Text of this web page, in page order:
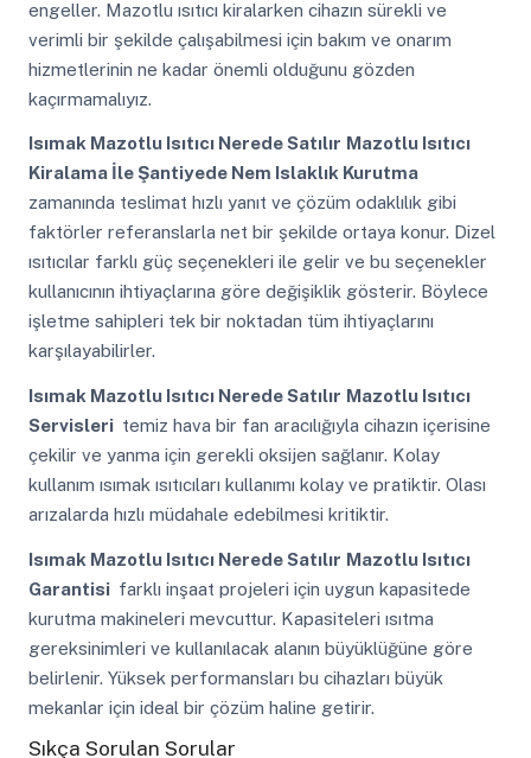
engeller. Mazotlu ısıtıcı kiralarken cihazın sürekli ve
verimli bir şekilde çalışabilmesi için bakım ve onarım
hizmetlerinin ne kadar önemli olduğunu gözden
kaçırmamalıyız.
Isımak Mazotlu Isıtıcı Nerede Satılır Mazotlu Isıtıcı
Kiralama İle Şantiyede Nem Islaklık Kurutma
zamanında teslimat hızlı yanıt ve çözüm odaklılık gibi
faktörler referanslarla net bir şekilde ortaya konur. Dizel
ısıtıcılar farklı güç seçenekleri ile gelir ve bu seçenekler
kullanıcının ihtiyaçlarına göre değişiklik gösterir. Böylece
işletme sahipleri tek bir noktadan tüm ihtiyaçlarını
karşılayabilirler.
Isımak Mazotlu Isıtıcı Nerede Satılır Mazotlu Isıtıcı
Servisleri temiz hava bir fan aracılığıyla cihazın içerisine
çekilir ve yanma için gerekli oksijen sağlanır. Kolay
kullanım ısımak ısıtıcıları kullanımı kolay ve pratiktir. Olası
arızalarda hızlı müdahale edebilmesi kritiktir.
Isımak Mazotlu Isıtıcı Nerede Satılır Mazotlu Isıtıcı
Garantisi farklı inşaat projeleri için uygun kapasitede
kurutma makineleri mevcuttur. Kapasiteleri ısıtma
gereksinimleri ve kullanılacak alanın büyüklüğüne göre
belirlenir. Yüksek performansları bu cihazları büyük
mekanlar için ideal bir çözüm haline getirir.
Sıkça Sorulan Sorular